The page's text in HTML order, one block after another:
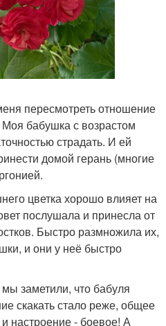
пересмотреть отношение
Моя бабушка с возрастом
страдать. И ей
домой герань (многие
цветка хорошо влияет на
послушала и принесла от
Быстро размножила их,
и они у неё быстро
заметили, что бабуля
скакать стало реже, общее
настроение - боевое! А